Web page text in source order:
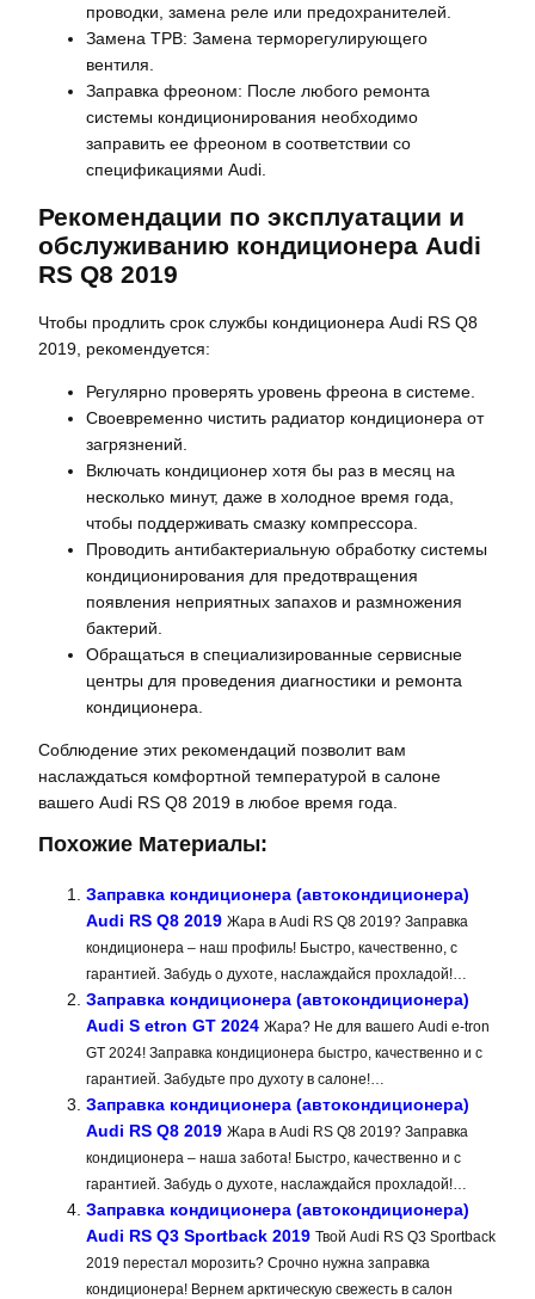
проводки, замена реле или предохранителей.
Замена ТРВ: Замена терморегулирующего
вентиля.
Заправка фреоном: После любого ремонта
системы кондиционирования необходимо
заправить ее фреоном в соответствии со
спецификациями Audi.
Рекомендации по эксплуатации и
обслуживанию кондиционера Audi
RS Q8 2019
Чтобы продлить срок службы кондиционера Audi RS Q8
2019, рекомендуется:
Регулярно проверять уровень фреона в системе.
Своевременно чистить радиатор кондиционера от
загрязнений.
Включать кондиционер хотя бы раз в месяц на
несколько минут, даже в холодное время года,
чтобы поддерживать смазку компрессора.
Проводить антибактериальную обработку системы
кондиционирования для предотвращения
появления неприятных запахов и размножения
бактерий.
Обращаться в специализированные сервисные
центры для проведения диагностики и ремонта
кондиционера.
Соблюдение этих рекомендаций позволит вам
наслаждаться комфортной температурой в салоне
вашего Audi RS Q8 2019 в любое время года.
Похожие Материалы:
Заправка кондиционера (автокондиционера)
Audi RS Q8 2019 Жара в Audi RS Q8 2019? Заправка
кондиционера – наш профиль! Быстро, качественно, с
гарантией. Забудь о духоте, наслаждайся прохладой!…
Заправка кондиционера (автокондиционера)
Audi S etron GT 2024 Жара? Не для вашего Audi e-tron
GT 2024! Заправка кондиционера быстро, качественно и с
гарантией. Забудьте про духоту в салоне!…
Заправка кондиционера (автокондиционера)
Audi RS Q8 2019 Жара в Audi RS Q8 2019? Заправка
кондиционера – наша забота! Быстро, качественно и с
гарантией. Забудь о духоте, наслаждайся прохладой!…
Заправка кондиционера (автокондиционера)
Audi RS Q3 Sportback 2019 Твой Audi RS Q3 Sportback
2019 перестал морозить? Срочно нужна заправка
кондиционера! Вернем арктическую свежесть в салон